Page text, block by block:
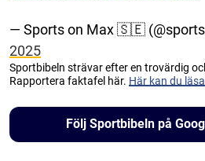
— Sports on Max 🇸🇪
2025
Sportbibeln strävar efter en trovärdig
Rapportera faktafel här. Här kan du
Följ Sportbibeln på